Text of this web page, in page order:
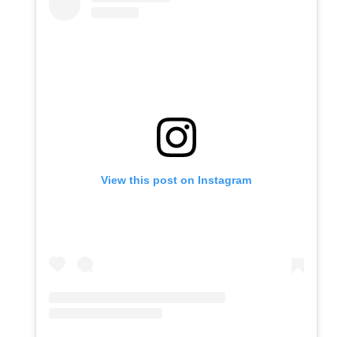
View this post on Instagram